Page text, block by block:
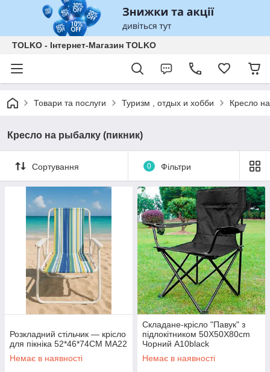
TOLKO - Інтернет-Магазин TOLKO
Товари та послуги Туризм , отдых и хобби Кресло
Кресло на рыбалку (пикник)
Сортування 0 Фільтри
Розкладний стільчик — крісло
для пікніка 52*46*74CM MA22
Немає в наявності
Складане-крісло "Павук" з
підлокітником 50X50X80cm
Чорний A10black
Немає в наявності